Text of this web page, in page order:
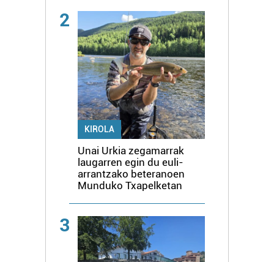
2
KIROLA
Unai Urkia zegamarrak
laugarren egin du euli-
arrantzako beteranoen
Munduko Txapelketan
3